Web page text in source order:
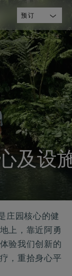
预订
及设
庄园核心的健
上，靠近阿勇
验我们创新的
，重拾身心平